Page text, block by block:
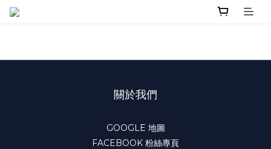
關於我們
GOOGLE 地圖
FACEBOOK 粉絲專頁